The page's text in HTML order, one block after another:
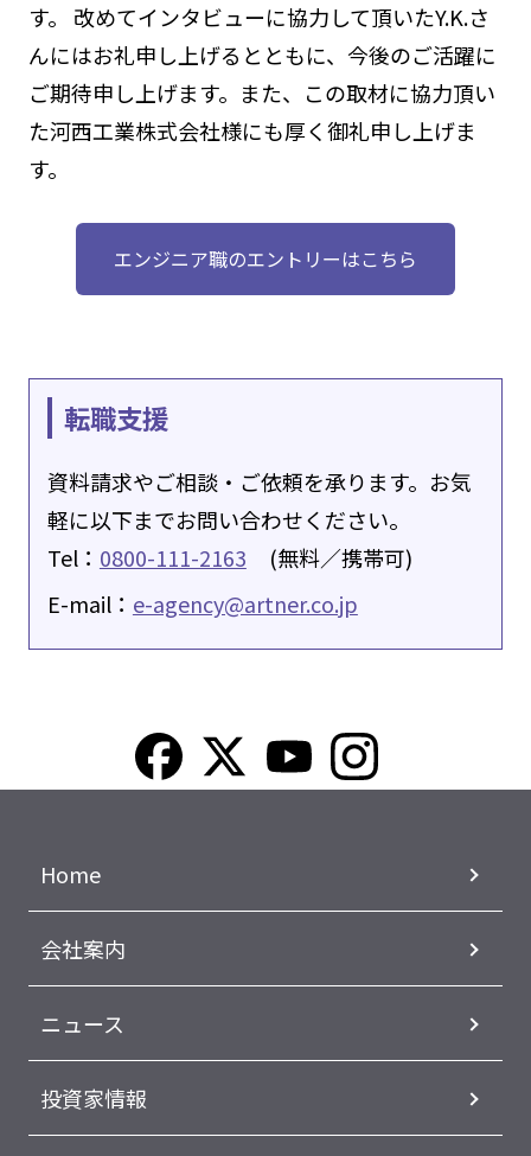
す。 改めてインタビューに協力して頂いたY.K.さ
んにはお礼申し上げるとともに、今後のご活躍に
ご期待申し上げます。また、この取材に協力頂い
た河西工業株式会社様にも厚く御礼申し上げま
す。
エンジニア職のエントリーはこちら
転職支援
資料請求やご相談・ご依頼を承ります。お気
軽に以下までお問い合わせください。
Tel： 0800-111-2163
(無料／携帯可)
E-mail： e-agency@artner.co.jp
Home
会社案内
ニュース
投資家情報